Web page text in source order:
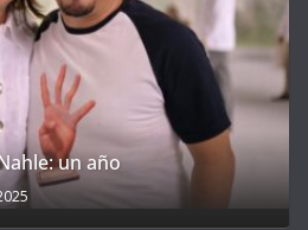
un año